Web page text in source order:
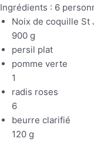
Ingrédients : 6
Noix de coquille St
900 g
persil plat
pomme verte
1
radis roses
6
beurre clarifié
120 g